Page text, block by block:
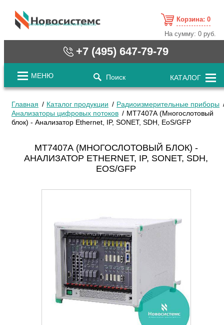
cистемные решения / www.novosystems.ru
Корзина: 0
На сумму:0 руб.
+7 (495) 647-79-79
МЕНЮ Поиск КАТАЛОГ
Главная Каталог продукции
Радиоизмерительные приборы
Анализаторы цифровых потоков
МТ7407А (Многослотовый
блок) - Анализатор Ethernet, IP, SONET, SDH, EoS/GFP
МТ7407А (МНОГОСЛОТОВЫЙ БЛОК) -
АНАЛИЗАТОР ETHERNET, IP, SONET, SDH,
EOS/GFP